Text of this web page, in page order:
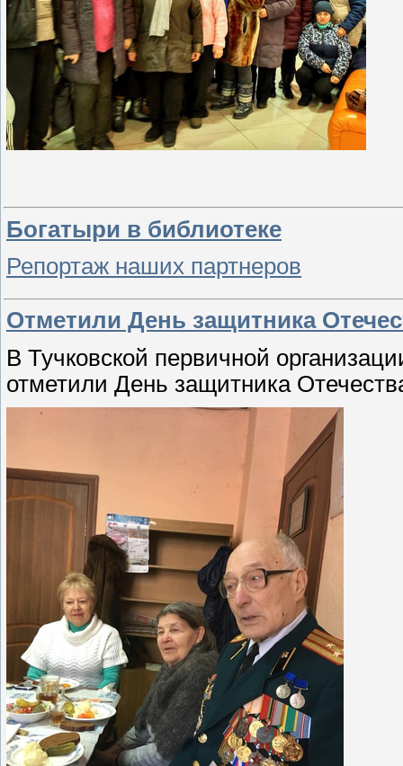
Богатыри в библиотеке
Репортаж наших партнеров
Отметили День защитника
В Тучковской первичной
отметили День защитника